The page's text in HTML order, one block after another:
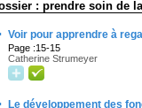
: prendre soin de
Voir pour apprendre à
Page :15-15
Catherine Strumeyer
Le développement des